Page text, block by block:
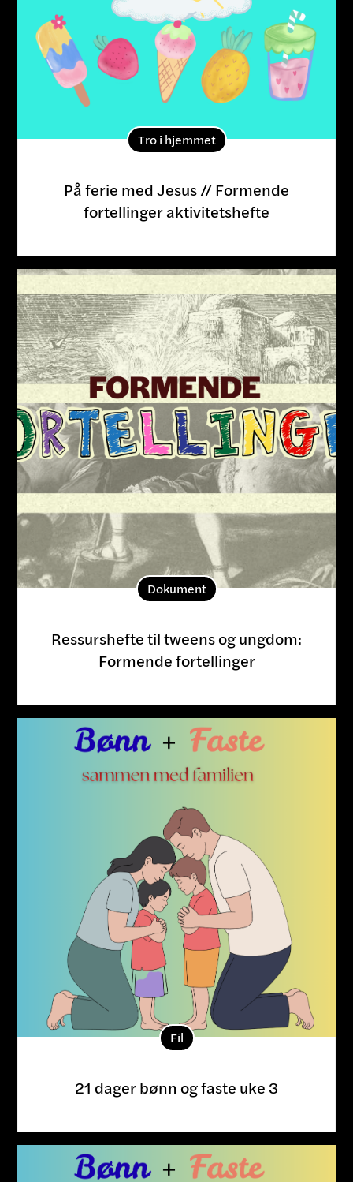
Tro i hjemmet
På ferie med Jesus // Formende
fortellinger aktivitetshefte
Dokument
Ressurshefte til tweens og ungdom:
Formende fortellinger
Fil
21 dager bønn og faste uke 3